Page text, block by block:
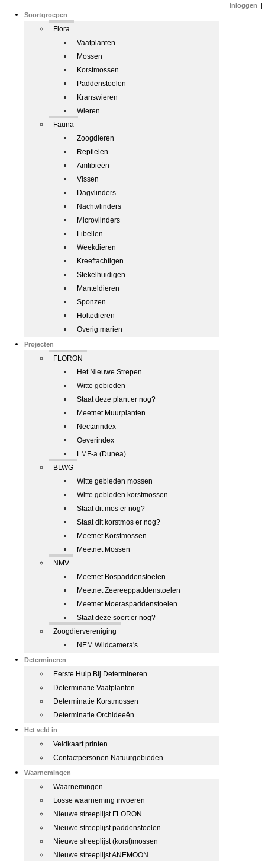
Soortgroepen
Flora
Vaatplanten
Mossen
Korstmossen
Paddenstoelen
Kranswieren
Wieren
Fauna
Zoogdieren
Reptielen
Amfibieën
Vissen
Dagvlinders
Nachtvlinders
Microvlinders
Libellen
Weekdieren
Kreeftachtigen
Stekelhuidigen
Manteldieren
Sponzen
Holtedieren
Overig marien
Projecten
FLORON
Het Nieuwe Strepen
Witte gebieden
Staat deze plant er nog?
Meetnet Muurplanten
Nectarindex
Oeverindex
LMF-a (Dunea)
BLWG
Witte gebieden mossen
Witte gebieden korstmossen
Staat dit mos er nog?
Staat dit korstmos er nog?
Meetnet Korstmossen
Meetnet Mossen
NMV
Meetnet Bospaddenstoelen
Meetnet Zeereeppaddenstoelen
Meetnet Moeraspaddenstoelen
Staat deze soort er nog?
Zoogdiervereniging
NEM Wildcamera's
Determineren
Eerste Hulp Bij Determineren
Determinatie Vaatplanten
Determinatie Korstmossen
Determinatie Orchideeën
Het veld in
Veldkaart printen
Contactpersonen Natuurgebieden
Waarnemingen
Waarnemingen
Losse waarneming invoeren
Nieuwe streeplijst FLORON
Nieuwe streeplijst paddenstoelen
Nieuwe streeplijst (korst)mossen
Nieuwe streeplijst ANEMOON
Inloggen |